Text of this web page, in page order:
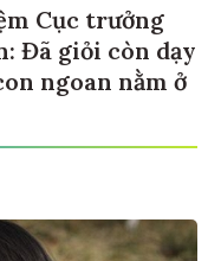
Cục trưởng
Đã giỏi còn dạy
ngoan nằm ở